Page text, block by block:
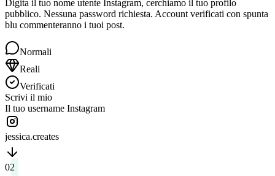
Digita il tuo nome utente Instagram, cerchiamo il tuo profilo
pubblico. Nessuna password richiesta. Account verificati con spunta
blu commenteranno i tuoi post.
Normali
Reali
Verificati
Scrivi il mio
Il tuo username Instagram
02